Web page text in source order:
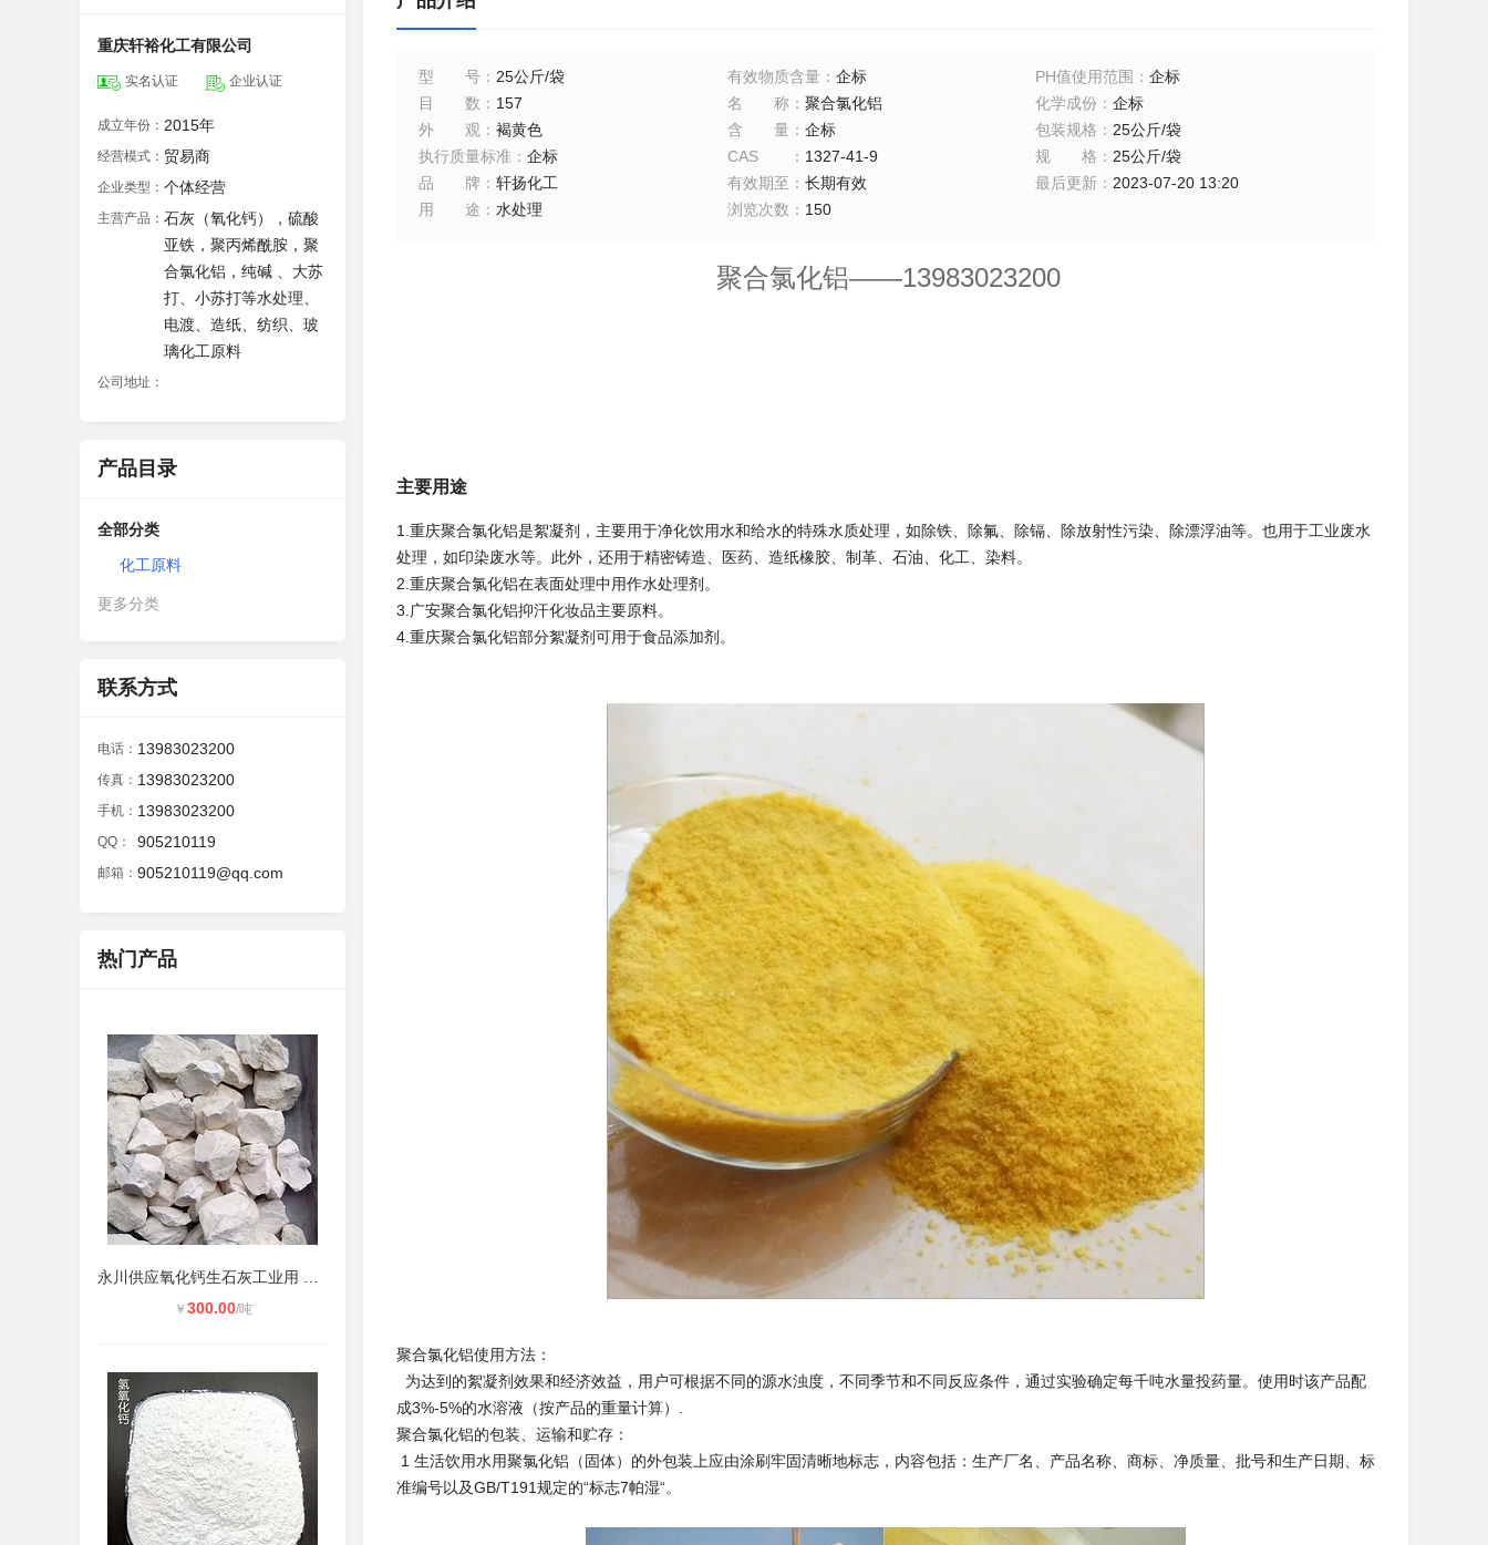
重庆轩裕化工有限公司
实名认证 企业认证
成立年份： 2015年
经营模式： 贸易商
企业类型： 个体经营
主营产品： 石灰（氧化钙），硫酸
亚铁，聚丙烯酰胺，聚
合氯化铝，纯碱 、大苏
打、小苏打等水处理、
电渡、造纸、纺织、玻
璃化工原料
公司地址：
产品目录
全部分类
化工原料
更多分类
联系方式
电话： 13983023200
传真： 13983023200
手机： 13983023200
QQ： 905210119
邮箱： 905210119@qq.com
热门产品
￥ 300.00/吨
型号 ： 25公斤/袋 有效物质含量： 企标 PH值使用范围 ：企标
目数 ： 157 名称： 聚合氯化铝 化学成份 ：企标
外观 ： 褐黄色 含量： 企标 包装规格 ： 25公斤/袋
执行质量标准 ： 企标 CAS ： 1327-41-9 规格 ： 25公斤/袋
品牌 ： 轩扬化工 有效期至 ： 长期有效 最后更新 ： 2023-07-20 13:20
用途 ： 水处理 浏览次数 ： 150
聚合氯化铝——13983023200
主要用途
1.重庆聚合氯化铝是絮凝剂，主要用于净化饮用水和给水的特殊水质处理，如除铁、除氟、除镉、除放射性污染、除漂浮油等。也用于工业废水
处理，如印染废水等。此外，还用于精密铸造、医药、造纸橡胶、制革、石油、化工、染料。
2.重庆聚合氯化铝在表面处理中用作水处理剂。
3.广安聚合氯化铝抑汗化妆品主要原料。
4.重庆聚合氯化铝部分絮凝剂可用于食品添加剂。
聚合氯化铝使用方法：
为达到的絮凝剂效果和经济效益，用户可根据不同的源水浊度，不同季节和不同反应条件，通过实验确定每千吨水量投药量。使用时该产品配
成3%-5%的水溶液（按产品的重量计算）.
聚合氯化铝的包装、运输和贮存：
1 生活饮用水用聚氯化铝（固体）的外包装上应由涂刷牢固清晰地标志，内容包括：生产厂名、产品名称、商标、净质量、批号和生产日期、标
准编号以及GB/T191规定的“标志7帕湿“。